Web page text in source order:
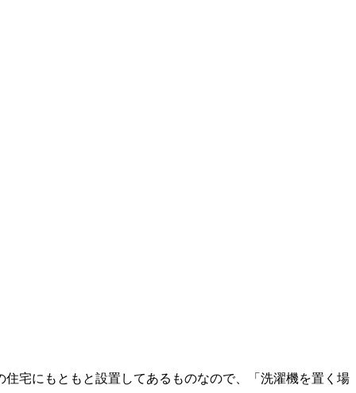
宅にもともと設置してあるものなので、「洗濯機を置く場